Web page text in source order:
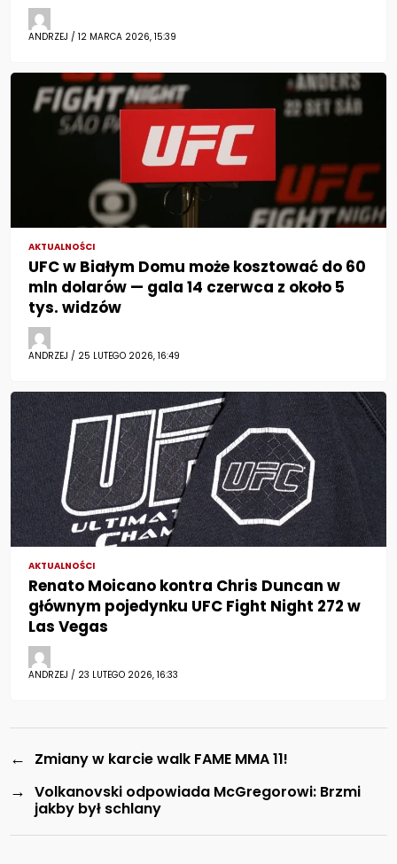
ANDRZEJ / 12 MARCA 2026, 15:39
AKTUALNOŚCI
UFC w Białym Domu może kosztować do 60
mln dolarów — gala 14 czerwca z około 5
tys. widzów
ANDRZEJ / 25 LUTEGO 2026, 16:49
AKTUALNOŚCI
Renato Moicano kontra Chris Duncan w
głównym pojedynku UFC Fight Night 272 w
Las Vegas
ANDRZEJ / 23 LUTEGO 2026, 16:33
← Zmiany w karcie walk FAME MMA 11!
→ Volkanovski odpowiada McGregorowi: Brzmi
jakby był schlany